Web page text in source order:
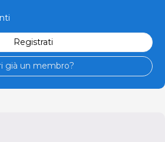
Registrati
già un membro?